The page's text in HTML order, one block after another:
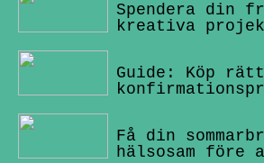
Spendera din
kreativa
Guide: Köp
Få din
hälsosam före